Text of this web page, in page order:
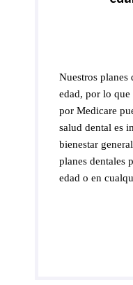
Nuestros planes
edad, por lo
por Medicare
salud dental es
bienestar
planes dentales
edad o en